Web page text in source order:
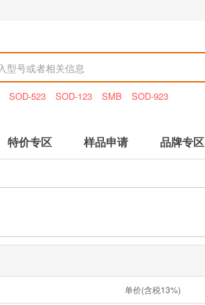
SOD-523 SOD-123 SMB SOD-923
特价专区 样品申请 品牌专区
单价(含税13%)